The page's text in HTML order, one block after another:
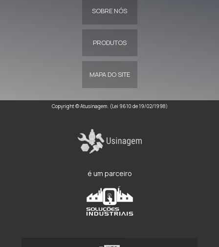
SOBRE NÓS
PRODUTOS
MAPA DO SITE
Copyright © Atusinagem. (Lei 9610 de 19/02/1998)
é um parceiro